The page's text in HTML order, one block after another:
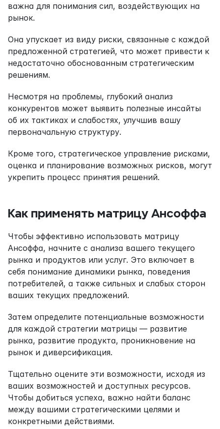
важна для понимания сил, воздействующих на
рынок.
Она упускает из виду риски, связанные с каждой
предложенной стратегией, что может привести к
недостаточно обоснованным стратегическим
решениям.
Несмотря на проблемы, глубокий анализ
конкурентов может выявить полезные инсайты
об их тактиках и слабостях, улучшив вашу
первоначальную структуру.
Кроме того, стратегическое управление рисками,
оценка и планирование возможных рисков, могут
укрепить процесс принятия решений.
Как применять матрицу Ансоффа
Чтобы эффективно использовать матрицу
Ансоффа, начните с анализа вашего текущего
рынка и продуктов или услуг. Это включает в
себя понимание динамики рынка, поведения
потребителей, а также сильных и слабых сторон
ваших текущих предложений.
Затем определите потенциальные возможности
для каждой стратегии матрицы — развитие
рынка, развитие продукта, проникновение на
рынок и диверсификация.
Тщательно оцените эти возможности, исходя из
ваших возможностей и доступных ресурсов.
Чтобы добиться успеха, важно найти баланс
между вашими стратегическими целями и
конкретными действиями.